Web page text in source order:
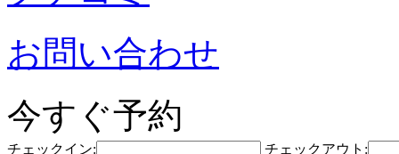
お問い合わせ
今すぐ予約
チェックイン: チェックアウト: